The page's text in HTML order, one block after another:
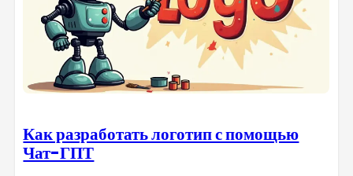
Как разработать логотип с помощью
Чат-ГПТ